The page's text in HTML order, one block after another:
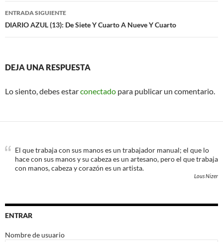
entradas
ENTRADA SIGUIENTE
DIARIO AZUL (13): De Siete Y Cuarto A Nueve Y Cuarto
DEJA UNA RESPUESTA
Lo siento, debes estarconectado para publicar un comentario.
El que trabaja con sus manos es un trabajador manual; el que lo
hace con sus manos y su cabeza es un artesano, pero el que trabaja
con manos, cabeza y corazón es un artista.
Lous Nizer
ENTRAR
Nombre de usuario